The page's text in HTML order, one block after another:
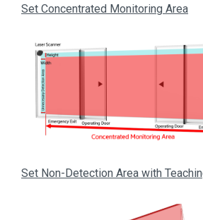
Set Concentrated Monitoring Area
Set Non-Detection Area with